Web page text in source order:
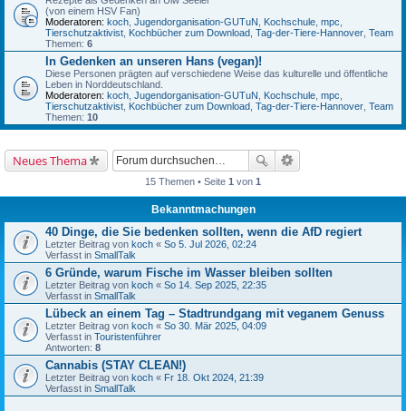
(von einem HSV Fan)
Moderatoren: koch, Jugendorganisation-GUTuN, Kochschule, mpc,
Tierschutzaktivist, Kochbücher zum Download, Tag-der-Tiere-Hannover, Team
Themen: 6
In Gedenken an unseren Hans (vegan)!
Diese Personen prägten auf verschiedene Weise das kulturelle und öffentliche
Leben in Norddeutschland.
Moderatoren: koch, Jugendorganisation-GUTuN, Kochschule, mpc,
Tierschutzaktivist, Kochbücher zum Download, Tag-der-Tiere-Hannover, Team
Themen: 10
Neues Thema
15 Themen • Seite 1 von 1
Bekanntmachungen
40 Dinge, die Sie bedenken sollten, wenn die AfD regiert
Letzter Beitrag von koch « So 5. Jul 2026, 02:24
Verfasst in SmallTalk
6 Gründe, warum Fische im Wasser bleiben sollten
Letzter Beitrag von koch « So 14. Sep 2025, 22:35
Verfasst in SmallTalk
Lübeck an einem Tag – Stadtrundgang mit veganem Genuss
Letzter Beitrag von koch « So 30. Mär 2025, 04:09
Verfasst in Touristenführer
Antworten: 8
Cannabis (STAY CLEAN!)
Letzter Beitrag von koch « Fr 18. Okt 2024, 21:39
Verfasst in SmallTalk